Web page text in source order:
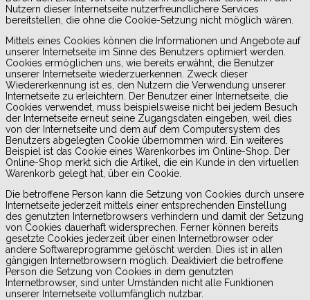
Nutzern dieser Internetseite nutzerfreundlichere Services
bereitstellen, die ohne die Cookie-Setzung nicht möglich wären.
Mittels eines Cookies können die Informationen und Angebote auf
unserer Internetseite im Sinne des Benutzers optimiert werden.
Cookies ermöglichen uns, wie bereits erwähnt, die Benutzer
unserer Internetseite wiederzuerkennen. Zweck dieser
Wiedererkennung ist es, den Nutzern die Verwendung unserer
Internetseite zu erleichtern. Der Benutzer einer Internetseite, die
Cookies verwendet, muss beispielsweise nicht bei jedem Besuch
der Internetseite erneut seine Zugangsdaten eingeben, weil dies
von der Internetseite und dem auf dem Computersystem des
Benutzers abgelegten Cookie übernommen wird. Ein weiteres
Beispiel ist das Cookie eines Warenkorbes im Online-Shop. Der
Online-Shop merkt sich die Artikel, die ein Kunde in den virtuellen
Warenkorb gelegt hat, über ein Cookie.
Die betroffene Person kann die Setzung von Cookies durch unsere
Internetseite jederzeit mittels einer entsprechenden Einstellung
des genutzten Internetbrowsers verhindern und damit der Setzung
von Cookies dauerhaft widersprechen. Ferner können bereits
gesetzte Cookies jederzeit über einen Internetbrowser oder
andere Softwareprogramme gelöscht werden. Dies ist in allen
gängigen Internetbrowsern möglich. Deaktiviert die betroffene
Person die Setzung von Cookies in dem genutzten
Internetbrowser, sind unter Umständen nicht alle Funktionen
unserer Internetseite vollumfänglich nutzbar.